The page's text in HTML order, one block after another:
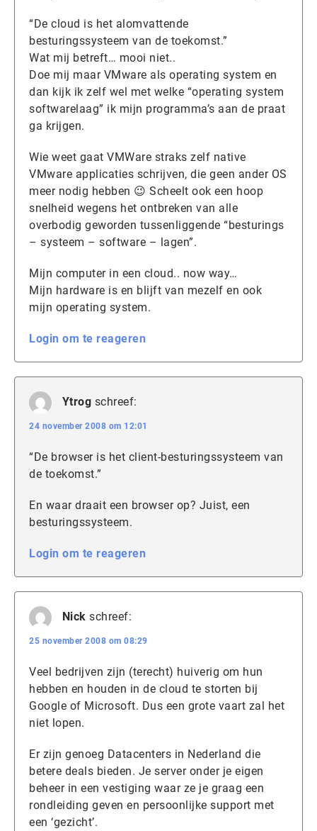
“De cloud is het alomvattende
besturingssysteem van de toekomst.”
Wat mij betreft… mooi niet..
Doe mij maar VMware als operating system en
dan kijk ik zelf wel met welke “operating system
softwarelaag” ik mijn programma’s aan de praat
ga krijgen.
Wie weet gaat VMWare straks zelf native
VMware applicaties schrijven, die geen ander OS
meer nodig hebben 😉 Scheelt ook een hoop
snelheid wegens het ontbreken van alle
overbodig geworden tussenliggende “besturings
– systeem – software – lagen”.
Mijn computer in een cloud.. now way…
Mijn hardware is en blijft van mezelf en ook
mijn operating system.
Login om te reageren
Ytrog schreef:
24 november 2008 om 12:01
“De browser is het client-besturingssysteem van
de toekomst.”
En waar draait een browser op? Juist, een
besturingssysteem.
Login om te reageren
Nick schreef:
25 november 2008 om 08:29
Veel bedrijven zijn (terecht) huiverig om hun
hebben en houden in de cloud te storten bij
Google of Microsoft. Dus een grote vaart zal het
niet lopen.
Er zijn genoeg Datacenters in Nederland die
betere deals bieden. Je server onder je eigen
beheer in een vestiging waar ze je graag een
rondleiding geven en persoonlijke support met
een ‘gezicht’.